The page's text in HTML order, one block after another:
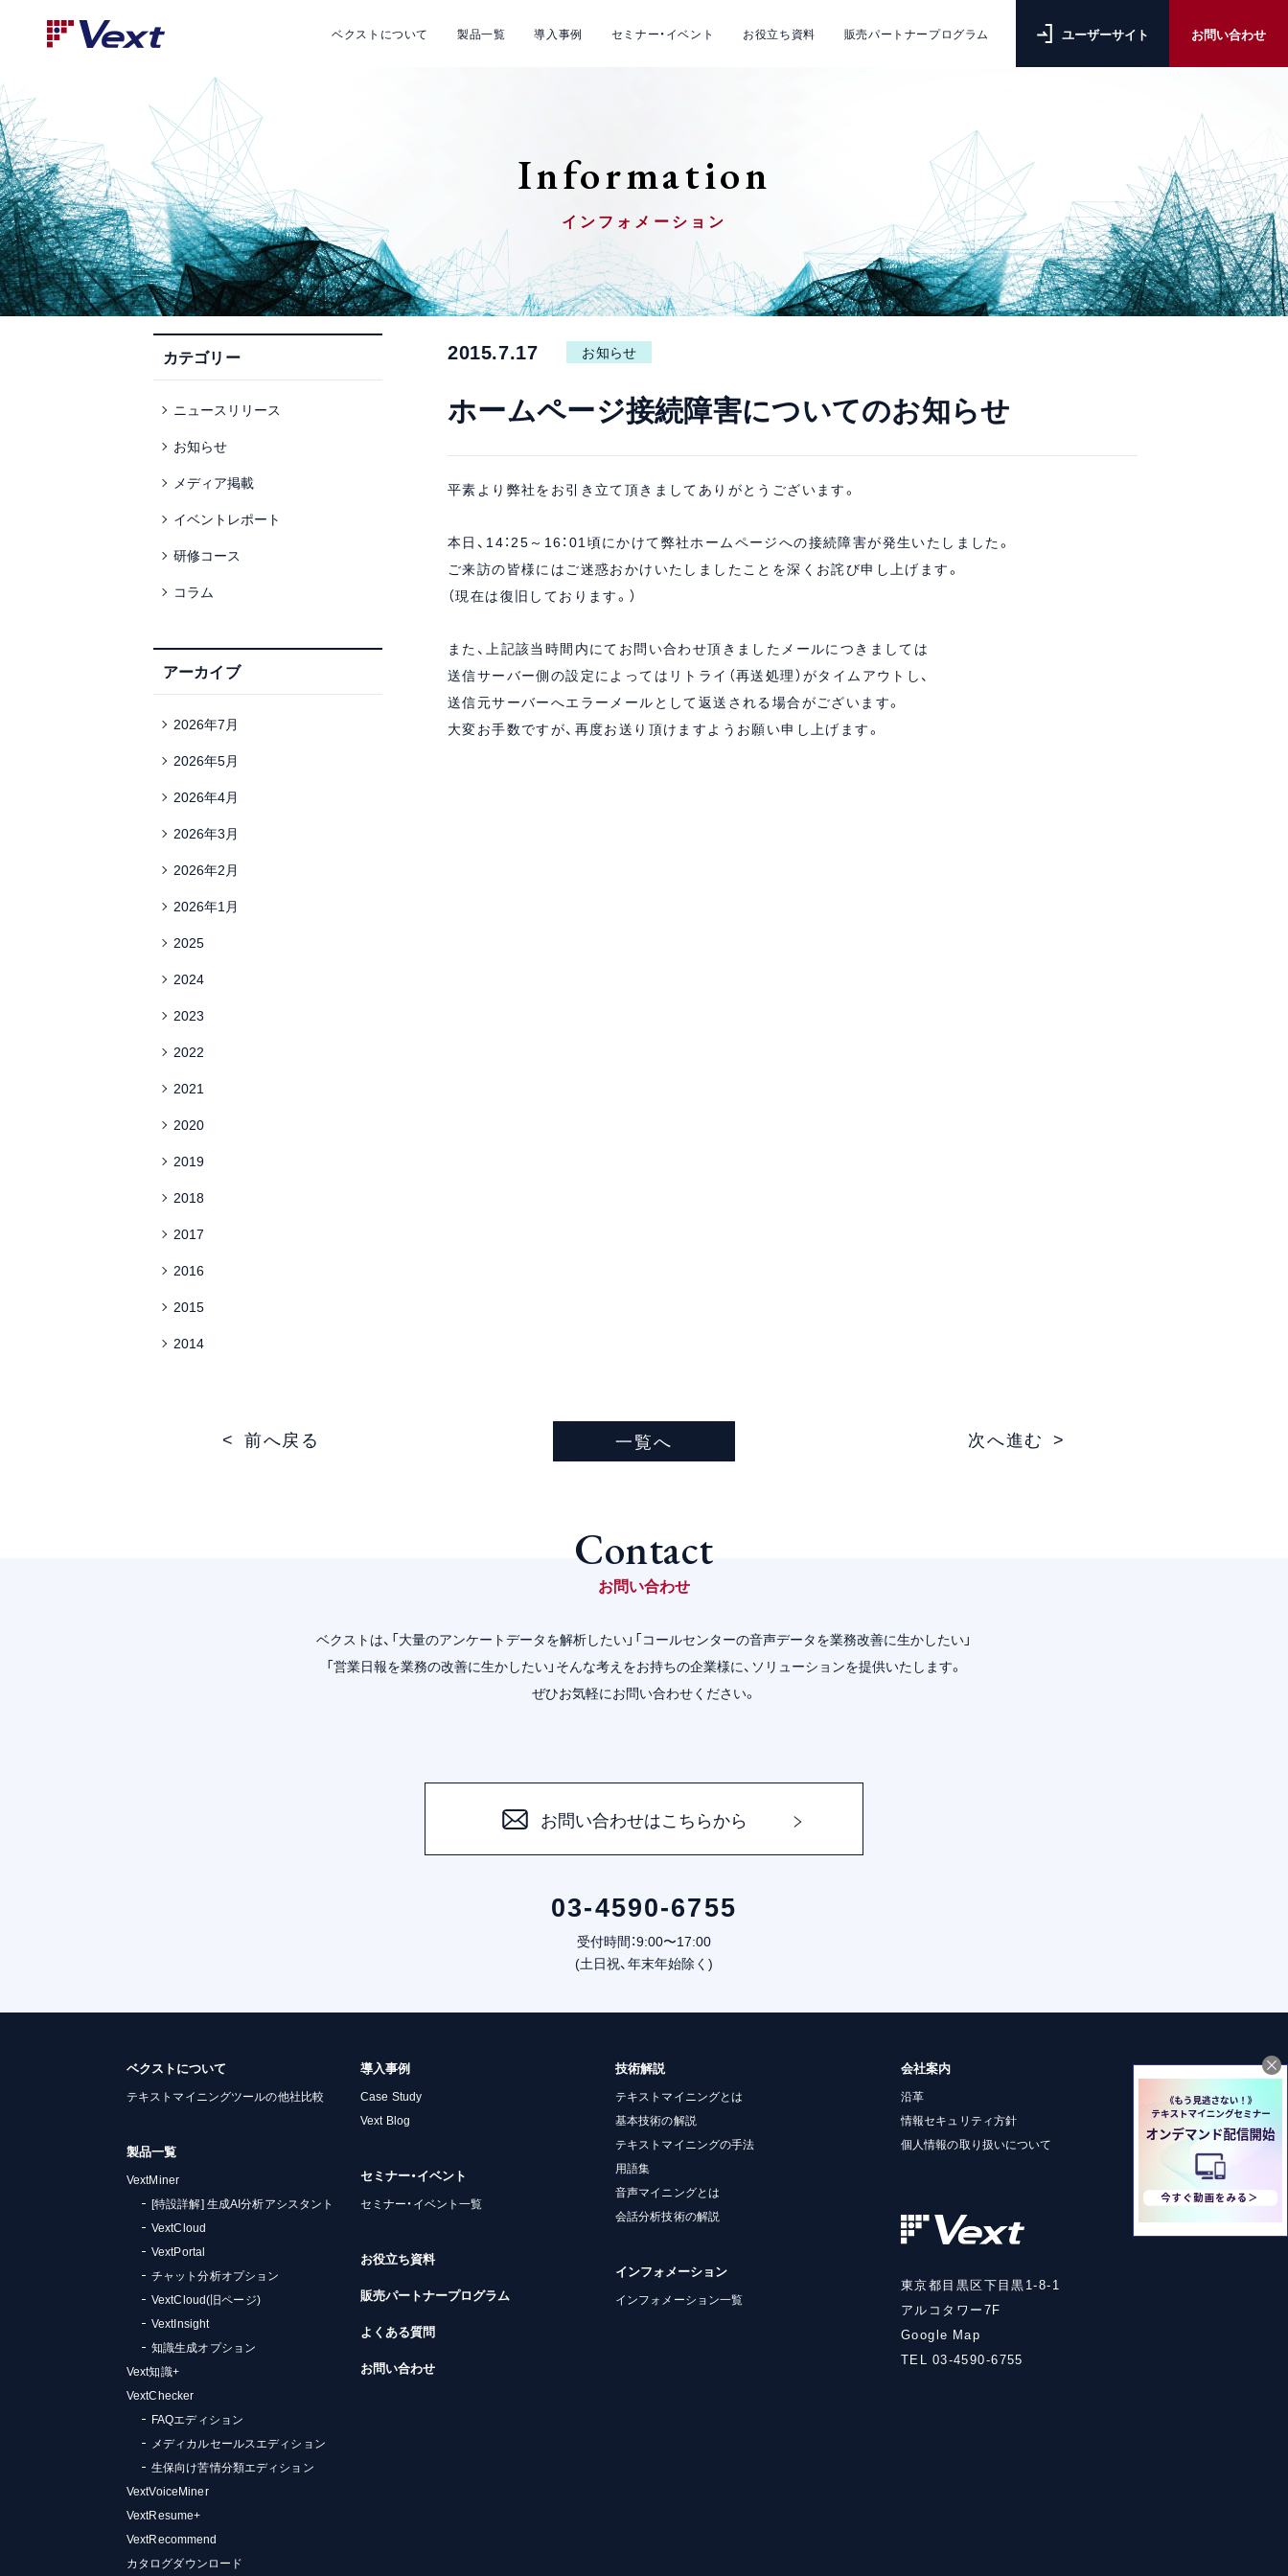
ベクストについて 製品一覧 導入事例 セミナー・イベント お役立ち資料 販売パートナープログラム ユーザーサイト お問い合わせ
Information
インフォメーション
2015.7.17 お知らせ
ホームページ接続障害についてのお知らせ
平素より弊社をお引き立て頂きましてありがとうございます。
本日、14：25～16：01頃にかけて弊社ホームページへの接続障害が発生いたしました。
ご来訪の皆様にはご迷惑おかけいたしましたことを深くお詫び申し上げます。
（現在は復旧しております。）
また、上記該当時間内にてお問い合わせ頂きましたメールにつきましては
送信サーバー側の設定によってはリトライ（再送処理）がタイムアウトし、
送信元サーバーへエラーメールとして返送される場合がございます。
大変お手数ですが、再度お送り頂けますようお願い申し上げます。
カテゴリー
ニュースリリース
お知らせ
メディア掲載
イベントレポート
研修コース
コラム
アーカイブ
2026年7月
2026年5月
2026年4月
2026年3月
2026年2月
2026年1月
2025
2024
2023
2022
2021
2020
2019
2018
2017
2016
2015
2014
前へ戻る 一覧へ 次へ進む
Contact
お問い合わせ
ベクストは、「大量のアンケートデータを解析したい」「コールセンターの音声データを業務改善に生かしたい」
「営業日報を業務の改善に生かしたい」そんな考えをお持ちの企業様に、ソリューションを提供いたします。
ぜひお気軽にお問い合わせください。
お問い合わせはこちらから
03-4590-6755
受付時間：9:00〜17:00
(土日祝、年末年始除く)
ベクストについて
テキストマイニングツールの他社比較
製品一覧
VextMiner
[特設詳解] 生成AI分析アシスタント
VextCloud
VextPortal
チャット分析オプション
VextCloud(旧ページ)
VextInsight
知識生成オプション
Vext知識+
VextChecker
FAQエディション
メディカルセールスエディション
生保向け苦情分類エディション
VextVoiceMiner
VextResume+
VextRecommend
カタログダウンロード
導入事例
Case Study
Vext Blog
セミナー・イベント
セミナー・イベント一覧
お役立ち資料
販売パートナープログラム
よくある質問
お問い合わせ
技術解説
テキストマイニングとは
基本技術の解説
テキストマイニングの手法
用語集
音声マイニングとは
会話分析技術の解説
インフォメーション
インフォメーション一覧
会社案内
沿革
情報セキュリティ方針
個人情報の取り扱いについて
東京都目黒区下目黒1-8-1
アルコタワー7F
Google Map
TEL 03-4590-6755